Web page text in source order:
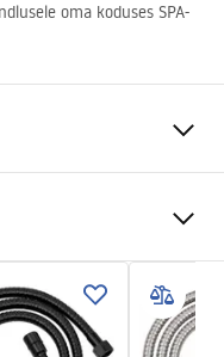
oma koduses SPA-
teras, ABS